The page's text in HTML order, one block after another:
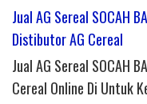
Jual AG Sereal SOCAH
Distibutor AG Cereal
Jual AG Sereal SOCAH
Cereal Online Di Untuk